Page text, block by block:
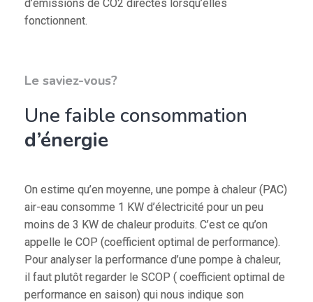
d’émissions de CO2 directes lorsqu’elles
fonctionnent.
Le saviez-vous?
Une faible consommation
d’énergie
On estime qu’en moyenne, une pompe à chaleur (PAC)
air-eau consomme 1 KW d’électricité pour un peu
moins de 3 KW de chaleur produits. C’est ce qu’on
appelle le COP (coefficient optimal de performance).
Pour analyser la performance d’une pompe à chaleur,
il faut plutôt regarder le SCOP ( coefficient optimal de
performance en saison) qui nous indique son